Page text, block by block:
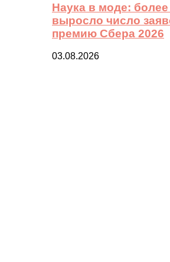
Наука в моде: более
выросло число
премию Сбера 2026
03.08.2026